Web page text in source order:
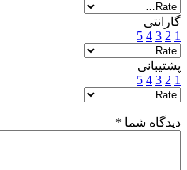
گارانتی
1
2
3
4
5
پشتیبانی
1
2
3
4
5
دیدگاه شما *